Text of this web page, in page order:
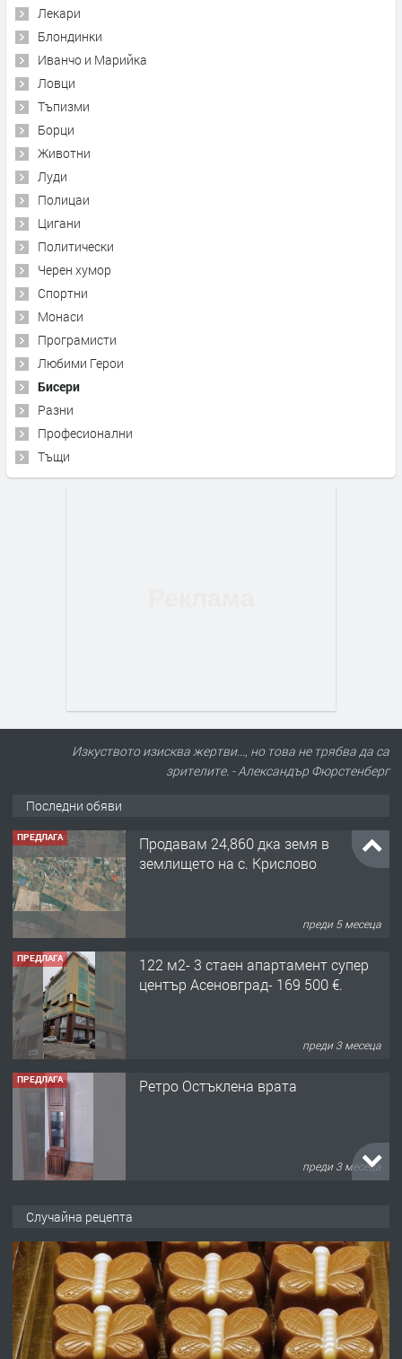
Лекари
Блондинки
Иванчо и Марийка
Ловци
Тъпизми
Борци
Животни
Луди
Полицаи
Цигани
Политически
Черен хумор
Спортни
Монаси
Програмисти
Любими Герои
Бисери
Разни
Професионални
Тъщи
Изкуството изисква жертви..., но това не трябва да са
зрителите. - Александър Фюрстенберг
Последни обяви
ПРЕДЛАГА
Продавам 24,860 дка земя в
землището на с. Крислово
преди 5 месеца
ПРЕДЛАГА
122 м2- 3 стаен апартамент супер
център Асеновград- 169 500 €.
преди 3 месеца
ПРЕДЛАГА Ретро Остъклена врата
преди 3 месеца
преди 10 месеца
ПРЕДЛАГА
Професионална броячна машина -
със сертификат от ЕЦБ
Случайна рецепта